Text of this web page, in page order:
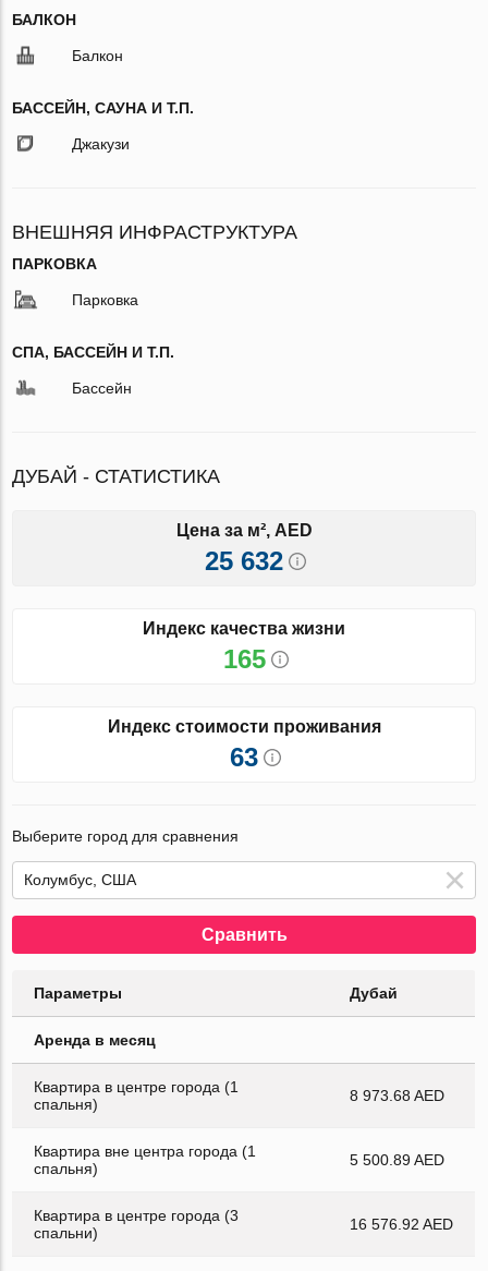
БАЛКОН
Балкон
БАССЕЙН, САУНА И Т.П.
Джакузи
ВНЕШНЯЯ ИНФРАСТРУКТУРА
ПАРКОВКА
Парковка
СПА, БАССЕЙН И Т.П.
Бассейн
ДУБАЙ - СТАТИСТИКА
Цена за м², AED
25 632
Индекс качества жизни
165
Индекс стоимости проживания
63
Выберите город для сравнения
Сравнить
Параметры Дубай
Аренда в месяц
Квартира в центре города (1
спальня)
8 973.68 AED
Квартира вне центра города (1
спальня)
5 500.89 AED
Квартира в центре города (3
спальни)
16 576.92 AED